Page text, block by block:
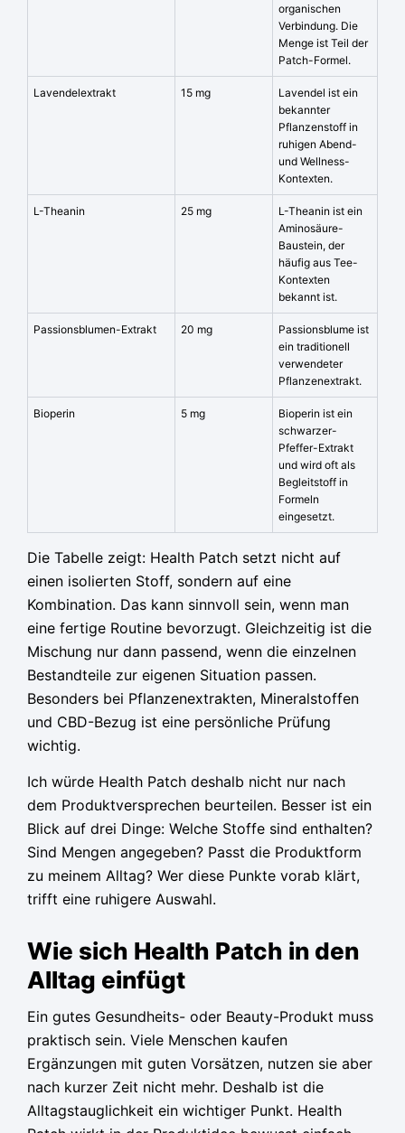
organischen
Verbindung. Die
Menge ist Teil der
Patch-Formel.
Lavendelextrakt 15 mg
Lavendel ist ein
bekannter
Pflanzenstoff in
ruhigen Abend-
und Wellness-
Kontexten.
L-Theanin 25 mg
L-Theanin ist ein
Aminosäure-
Baustein, der
häufig aus Tee-
Kontexten
bekannt ist.
Passionsblumen-Extrakt 20 mg
Passionsblume ist
ein traditionell
verwendeter
Pflanzenextrakt.
Bioperin 5 mg
Bioperin ist ein
schwarzer-
Pfeffer-Extrakt
und wird oft als
Begleitstoff in
Formeln
eingesetzt.
Die Tabelle zeigt: Health Patch setzt nicht auf
einen isolierten Stoff, sondern auf eine
Kombination. Das kann sinnvoll sein, wenn man
eine fertige Routine bevorzugt. Gleichzeitig ist die
Mischung nur dann passend, wenn die einzelnen
Bestandteile zur eigenen Situation passen.
Besonders bei Pflanzenextrakten, Mineralstoffen
und CBD-Bezug ist eine persönliche Prüfung
wichtig.
Ich würde Health Patch deshalb nicht nur nach
dem Produktversprechen beurteilen. Besser ist ein
Blick auf drei Dinge: Welche Stoffe sind enthalten?
Sind Mengen angegeben? Passt die Produktform
zu meinem Alltag? Wer diese Punkte vorab klärt,
trifft eine ruhigere Auswahl.
Wie sich Health Patch in den
Alltag einfügt
Ein gutes Gesundheits- oder Beauty-Produkt muss
praktisch sein. Viele Menschen kaufen
Ergänzungen mit guten Vorsätzen, nutzen sie aber
nach kurzer Zeit nicht mehr. Deshalb ist die
Alltagstauglichkeit ein wichtiger Punkt. Health